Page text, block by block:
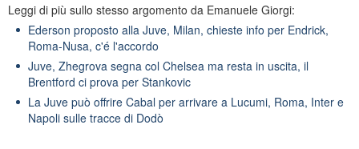
Leggi di più sullo stesso argomento da Emanuele Giorgi:
Ederson proposto alla Juve, Milan, chieste info per Endrick,
Roma-Nusa, c'é l'accordo
Juve, Zhegrova segna col Chelsea ma resta in uscita, il
Brentford ci prova per Stankovic
La Juve può offrire Cabal per arrivare a Lucumi, Roma, Inter e
Napoli sulle tracce di Dodò